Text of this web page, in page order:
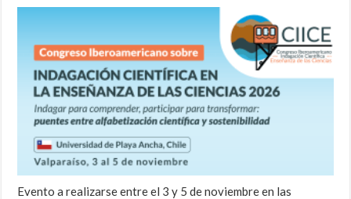
Evento a realizarse entre el 3 y 5 de noviembre en las